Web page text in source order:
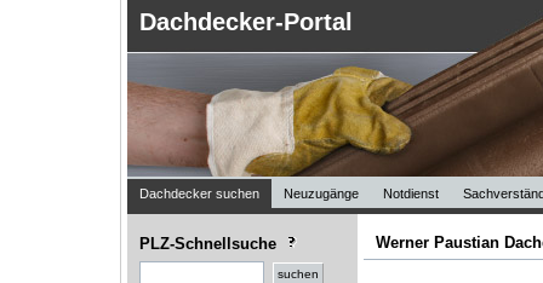
Dachdecker-Portal
Dachdecker suchen Neuzugänge Notdienst
PLZ-Schnellsuche Werner Paustian